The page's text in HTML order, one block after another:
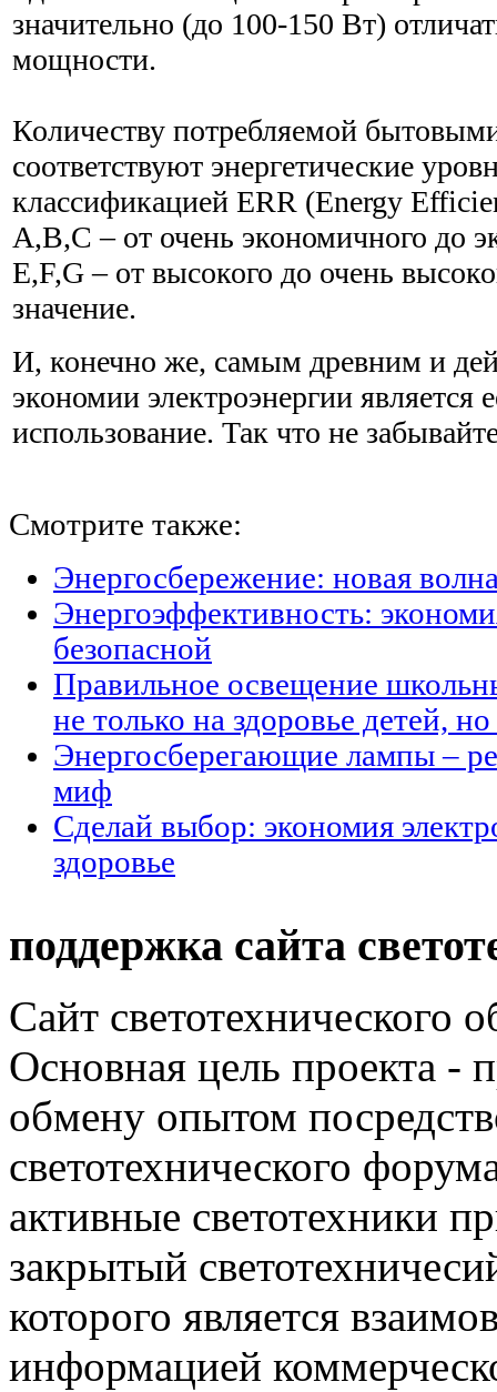
значительно (до 100-150 Вт)
мощности.
Количеству потребляемой
соответствуют энергетические
классификацией ERR (Energy
A,B,C – от очень экономичного до
E,F,G – от высокого до очень
значение.
И, конечно же, самым древним и
экономии электроэнергии является
использование. Так что не
Смотрите также:
Энергосбережение: новая
Энергоэффективность:
безопасной
Правильное освещение
не только на здоровье детей,
Энергосберегающие лампы –
миф
Сделай выбор: экономия
здоровье
поддержка сайта
Сайт светотехнического
Основная цель проекта -
обмену опытом
светотехнического
активные светотехники
закрытый
которого является
информацией